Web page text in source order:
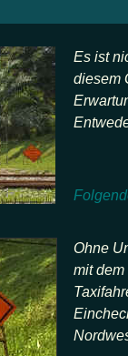
Es ist
diesem
Ohne
mit